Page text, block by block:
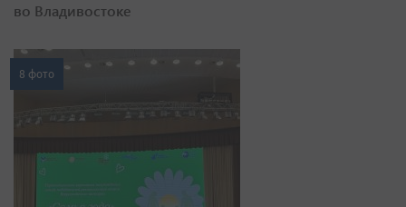
во Владивостоке
8 фото